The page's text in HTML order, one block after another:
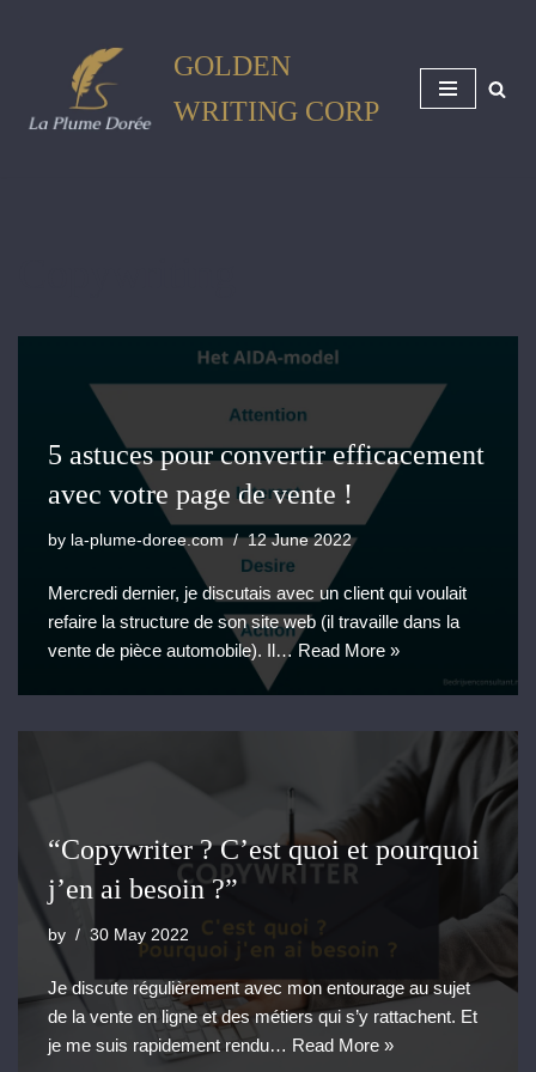
content
GOLDEN
WRITING CORP
5 astuces pour convertir efficacement
avec votre page de vente !
by la-plume-doree.com 12 June 2022
Mercredi dernier, je discutais avec un client qui voulait
refaire la structure de son site web (il travaille dans la
vente de pièce automobile). Il…Read More »
“Copywriter ? C’est quoi et pourquoi
j’en ai besoin ?”
by 30 May 2022
Je discute régulièrement avec mon entourage au sujet
de la vente en ligne et des métiers qui s’y rattachent. Et
je me suis rapidement rendu… Read More »